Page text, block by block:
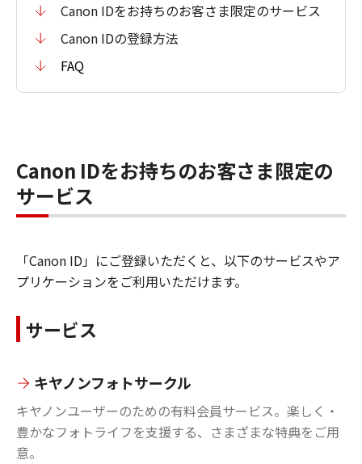
Canon IDをお持ちのお客さま限定のサービス
Canon IDの登録方法
FAQ
Canon IDをお持ちのお客さま限定の
サービス
「Canon ID」にご登録いただくと、以下のサービスやア
プリケーションをご利用いただけます。
サービス
キヤノンフォトサークル
キヤノンユーザーのための有料会員サービス。楽しく・
豊かなフォトライフを支援する、さまざまな特典をご用
意。